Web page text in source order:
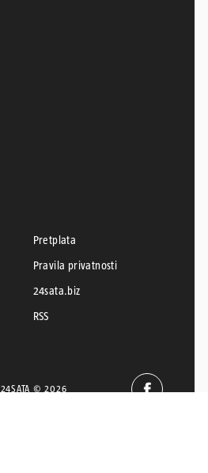
Pretplata
Pravila privatnosti
24sata.biz
RSS
24SATA © 2026